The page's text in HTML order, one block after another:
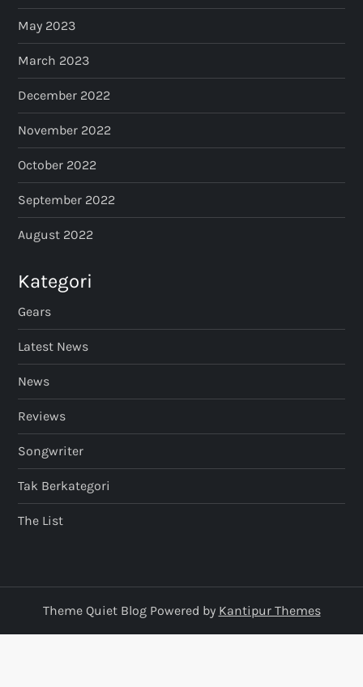
May 2023
March 2023
December 2022
November 2022
October 2022
September 2022
August 2022
Kategori
Gears
Latest News
News
Reviews
Songwriter
Tak Berkategori
The List
Theme Quiet Blog Powered by Kantipur Themes